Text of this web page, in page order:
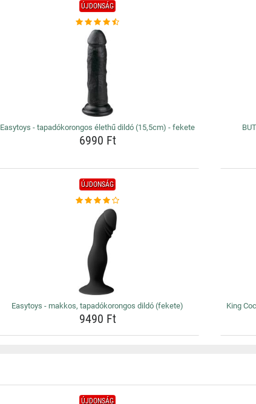
ÚJDONSÁG
Easytoys - tapadókorongos élethű dildó (15,5cm) - fekete
6990 Ft
ÚJDONSÁG
Easytoys - makkos, tapadókorongos dildó (fekete)
9490 Ft
King
ÚJDONSÁG